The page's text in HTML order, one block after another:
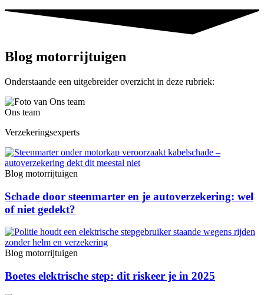
Blog motorrijtuigen
Onderstaande een uitgebreider overzicht in deze rubriek:
Ons team
Verzekeringsexperts
Blog motorrijtuigen
Schade door steenmarter en je autoverzekering: wel
of niet gedekt?
Blog motorrijtuigen
Boetes elektrische step: dit riskeer je in 2025